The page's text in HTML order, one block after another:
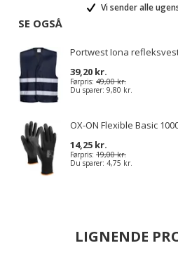
Vi sender alle
SE OGSÅ
Portwest Iona
39,20 kr.
Førpris: 49,00 kr.
Du sparer: 9,80 kr.
OX-ON Flexible Basic
14,25 kr.
Førpris: 19,00 kr.
Du sparer: 4,75 kr.
LIGNENDE